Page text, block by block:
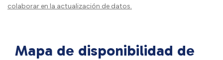
colaborar en la actualización de datos.
Mapa de disponibilidad de